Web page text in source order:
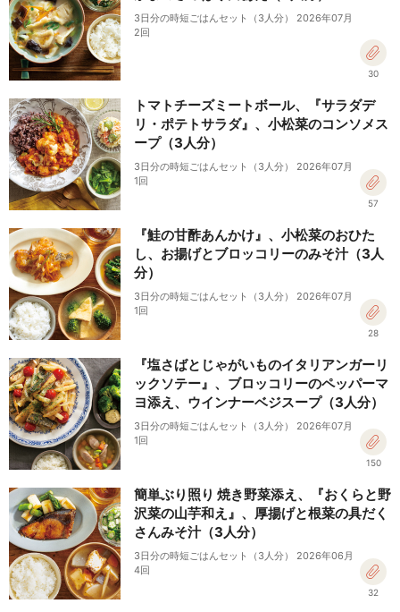
3日分の時短ごはんセット（3人分） 2026年07月
2回
30
トマトチーズミートボール、『サラダデ
リ・ポテトサラダ』、小松菜のコンソメス
ープ（3人分）
3日分の時短ごはんセット（3人分） 2026年07月
1回
57
『鮭の甘酢あんかけ』、小松菜のおひた
し、お揚げとブロッコリーのみそ汁（3人
分）
3日分の時短ごはんセット（3人分） 2026年07月
1回
28
『塩さばとじゃがいものイタリアンガーリ
ックソテー』、ブロッコリーのペッパーマ
ヨ添え、ウインナーベジスープ（3人分）
3日分の時短ごはんセット（3人分） 2026年07月
1回
150
簡単ぶり照り 焼き野菜添え、『おくらと野
沢菜の山芋和え』、厚揚げと根菜の具だく
さんみそ汁（3人分）
3日分の時短ごはんセット（3人分） 2026年06月
4回
32